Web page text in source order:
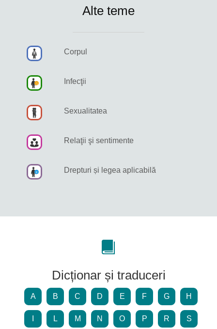
Alte teme
Corpul
Infecţii
Sexualitatea
Relaţii şi sentimente
Drepturi și legea aplicabilă
Dicționar și traduceri
A B C D E F G H
L M N O P R S